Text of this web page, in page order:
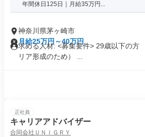
年間休日125日｜月給35万円...
神奈川県茅ヶ崎市
月給25万円～40万円
求める人材: <募集要件> 29歳以下の方
リア形成のため） ...
正社員
キャリアアドバイザー
合同会社ＵＮＩＧＲＹ